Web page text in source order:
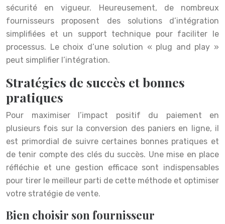
sécurité en vigueur. Heureusement, de nombreux
fournisseurs proposent des solutions d’intégration
simplifiées et un support technique pour faciliter le
processus. Le choix d’une solution « plug and play »
peut simplifier l’intégration.
Stratégies de succès et bonnes
pratiques
Pour maximiser l’impact positif du paiement en
plusieurs fois sur la conversion des paniers en ligne, il
est primordial de suivre certaines bonnes pratiques et
de tenir compte des clés du succès. Une mise en place
réfléchie et une gestion efficace sont indispensables
pour tirer le meilleur parti de cette méthode et optimiser
votre stratégie de vente.
Bien choisir son fournisseur